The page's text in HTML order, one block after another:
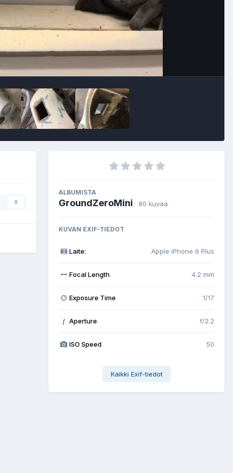
0
ALBUMISTA
GroundZeroMini · 80 kuvaa
KUVAN EXIF-TIEDOT
Laite: Apple iPhone 6 Plus
Focal Length 4.2 mm
Exposure Time 1/17
f Aperture f/2.2
ISO Speed 50
Kaikki Exif-tiedot